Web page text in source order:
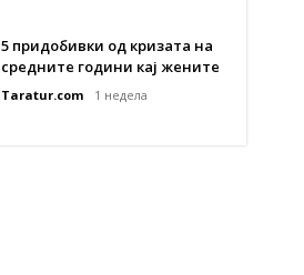
5 придобивки од кризата на
средните години кај жените
Taratur.com 1 недела